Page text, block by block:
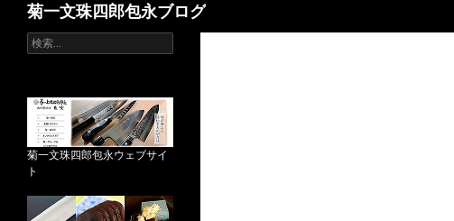
菊一文珠四郎包永ブログ
検
索
菊一文珠四郎包永ウェブサイ
ト